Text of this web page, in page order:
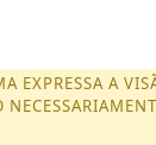
EXPRESSA A